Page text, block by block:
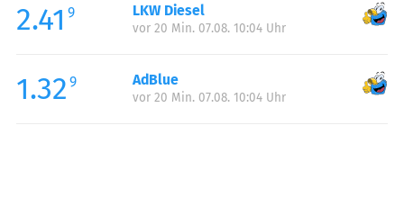
2.41 9 LKW Diesel
vor 20 Min. 07.08. 10:04 Uhr
1.32 9 AdBlue
vor 20 Min. 07.08. 10:04 Uhr